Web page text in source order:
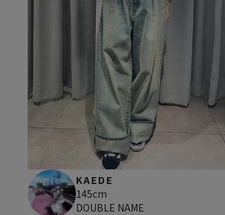
KAEDE
145cm
DOUBLE NAME